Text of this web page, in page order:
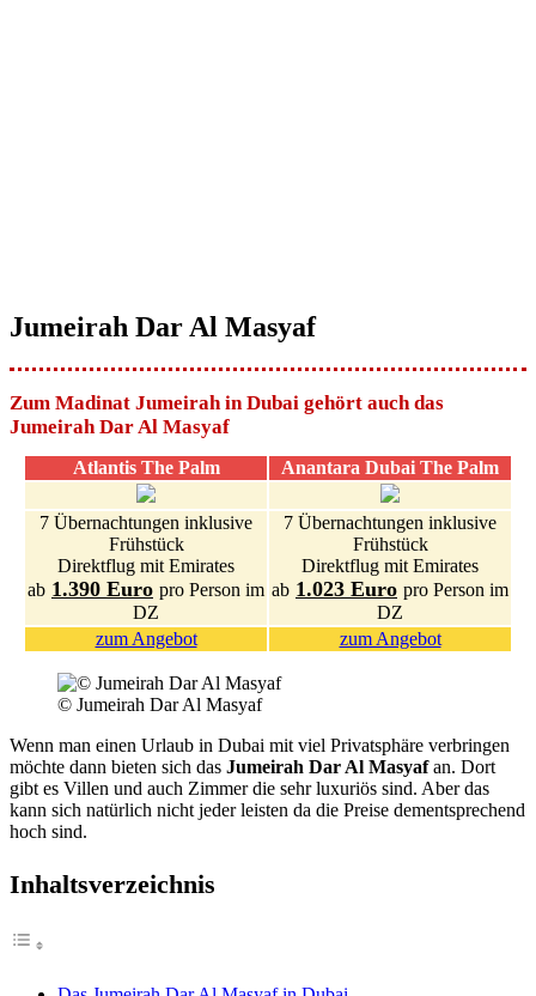
Jumeirah Dar Al Masyaf
Zum Madinat Jumeirah in Dubai gehört auch das
Jumeirah Dar Al Masyaf
Atlantis The Palm Anantara Dubai The Palm
7 Übernachtungen inklusive
Frühstück
Direktflug mit Emirates
ab 1.390 Euro pro Person im
DZ
7 Übernachtungen inklusive
Frühstück
Direktflug mit Emirates
ab 1.023 Euro pro Person im
DZ
zum Angebot
zum Angebot
© Jumeirah Dar Al Masyaf
Wenn man einen Urlaub in Dubai mit viel Privatsphäre verbringen
möchte dann bieten sich das Jumeirah Dar Al Masyafan. Dort
gibt es Villen und auch Zimmer die sehr luxuriös sind. Aber das
kann sich natürlich nicht jeder leisten da die Preise dementsprechend
hoch sind.
Inhaltsverzeichnis